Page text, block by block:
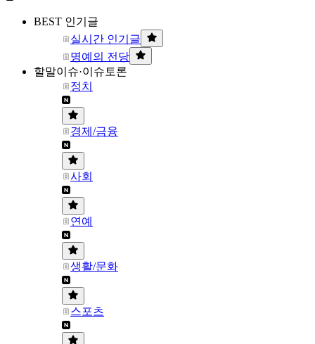
BEST 인기글
실시간 인기글
명예의 전당
할말이슈·이슈토론
정치
경제/금융
사회
연예
생활/문화
스포츠